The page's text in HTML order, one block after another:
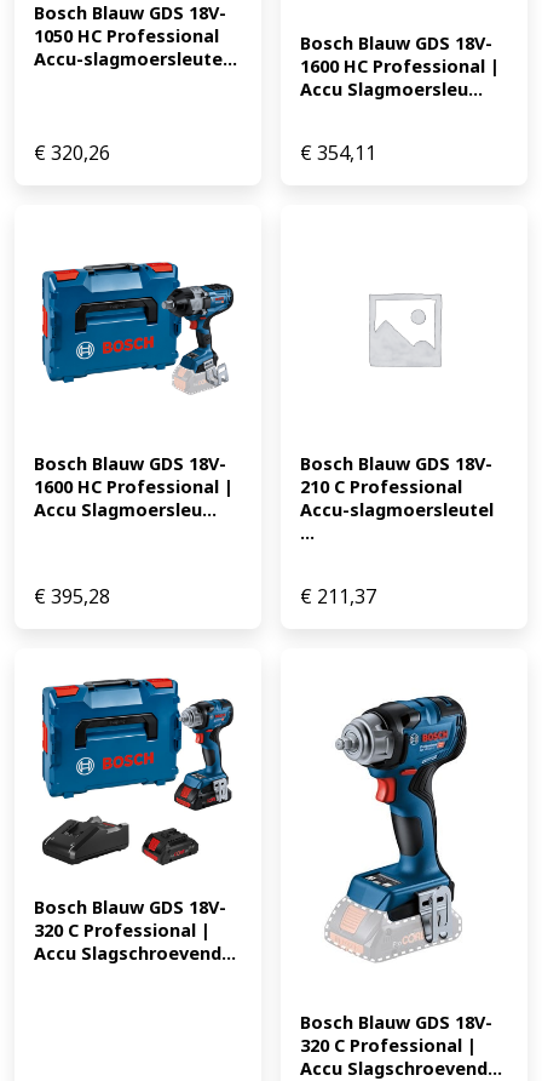
Bosch Blauw GDS 18V-
1050 HC Professional
Accu-slagmoersleute...
€320,26
Bosch Blauw GDS 18V-
1600 HC Professional |
Accu Slagmoersleu...
€354,11
Bosch Blauw GDS 18V-
1600 HC Professional |
Accu Slagmoersleu...
€395,28
Bosch Blauw GDS 18V-
210 C Professional
Accu-slagmoersleutel
...
€ 211,37
Bosch Blauw GDS 18V-
320 C Professional |
Accu Slagschroevend...
Bosch Blauw GDS 18V-
320 C Professional |
Accu Slagschroevend...